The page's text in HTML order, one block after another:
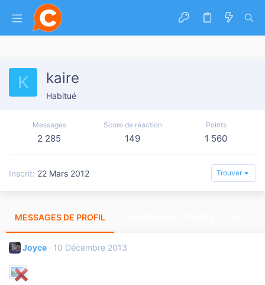
K kaire
Habitué
Messages
2 285
Score de réaction
149
Points
1 560
Inscrit 22 Mars 2012 Trouver
MESSAGES DE PROFIL
Joyce 10 Décembre 2013